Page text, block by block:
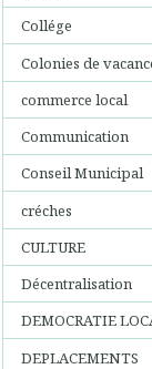
Collége
Colonies de
commerce local
Communication
Conseil Municipal
créches
CULTURE
Décentralisation
DEMOCRATIE
DEPLACEMENTS